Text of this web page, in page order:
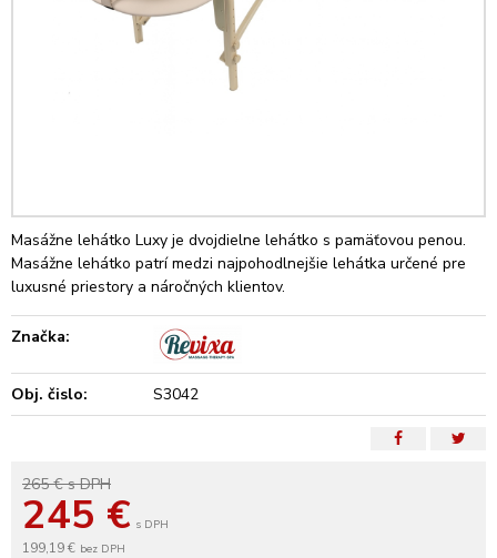
265 €s DPH
245 € s DPH
199,19 € bez DPH
Masážne lehátko Luxy je dvojdielne lehátko s pamäťovou penou.
Masážne lehátko patrí medzi najpohodlnejšie lehátka určené pre
luxusné priestory a náročných klientov.
Značka:
Obj. čislo: S3042